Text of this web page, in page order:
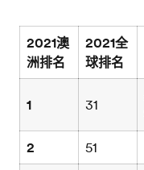
2021澳
洲排名
2021全
球排名
1 31
2
51